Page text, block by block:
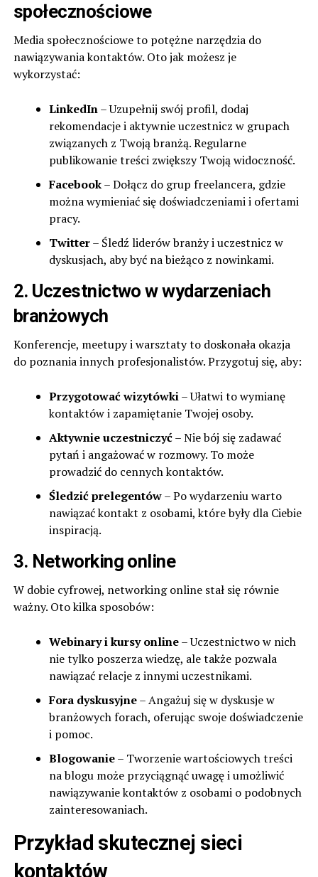
społecznościowe
Media społecznościowe to potężne narzędzia do
nawiązywania kontaktów. Oto jak możesz je
wykorzystać:
LinkedIn– Uzupełnij swój profil, dodaj
rekomendacje i aktywnie uczestnicz w grupach
związanych z Twoją branżą. Regularne
publikowanie treści zwiększy Twoją widoczność.
Facebook– Dołącz do grup freelancera, gdzie
można wymieniać się doświadczeniami i ofertami
pracy.
Twitter– Śledź liderów branży i uczestnicz w
dyskusjach, aby być na bieżąco z nowinkami.
2. Uczestnictwo w wydarzeniach
branżowych
Konferencje, meetupy i warsztaty to doskonała okazja
do poznania innych profesjonalistów. Przygotuj się, aby:
Przygotować wizytówki– Ułatwi to wymianę
kontaktów i zapamiętanie Twojej osoby.
Aktywnie uczestniczyć– Nie bój się zadawać
pytań i angażować w rozmowy. To może
prowadzić do cennych kontaktów.
Śledzić prelegentów– Po wydarzeniu warto
nawiązać kontakt z osobami, które były dla Ciebie
inspiracją.
3. Networking online
W dobie cyfrowej, networking online stał się równie
ważny. Oto kilka sposobów:
Webinary i kursy online– Uczestnictwo w nich
nie tylko poszerza wiedzę, ale także pozwala
nawiązać relacje z innymi uczestnikami.
Fora dyskusyjne– Angażuj się w dyskusje w
branżowych forach, oferując swoje doświadczenie
i pomoc.
Blogowanie– Tworzenie wartościowych treści
na blogu może przyciągnąć uwagę i umożliwić
nawiązywanie kontaktów z osobami o podobnych
zainteresowaniach.
Przykład skutecznej sieci
kontaktów